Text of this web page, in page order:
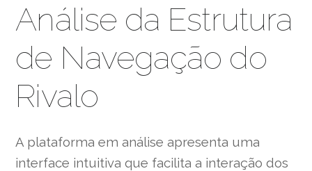
Análise da Estrutura
de Navegação do
Rivalo
A plataforma em análise apresenta uma
interface intuitiva que facilita a interação dos